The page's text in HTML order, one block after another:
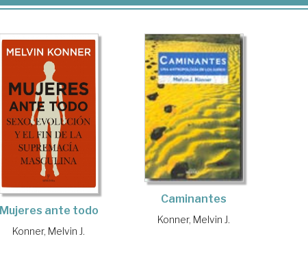
Mujeres ante todo
Konner, Melvin J.
Caminantes
Konner, Melvin J.